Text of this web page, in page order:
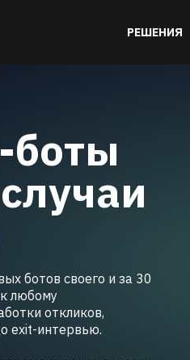
РЕШЕНИЯ
ботов своего и за 30
любому
откликов,
exit-интервью.
боты